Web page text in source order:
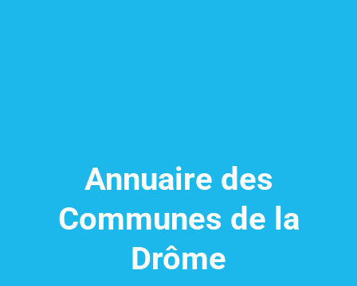
Annuaire des
Communes de la
Drôme